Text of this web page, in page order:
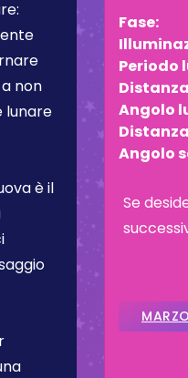
non
lunare
è il
Fase:
Periodo
Angolo
Angolo
Se